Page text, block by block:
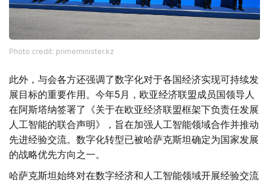
Photo credit: primeminister.kz
此外，与会各方还强调了数字化对于各国经济实现可持续发
展目标的重要作用。今年5月，欧亚经济联盟成员国领导人
在阿斯塔纳签署了《关于在欧亚经济联盟框架下负责任发展
人工智能的联合声明》，旨在加强人工智能领域合作并推动
先进经验交流。数字化转型已被哈萨克斯坦确定为国家发展
的战略优先方向之一。
哈萨克斯坦始终对在数字经济和人工智能领域开展经验交流